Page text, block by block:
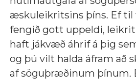
æskuleikritsins þíns. Ef til
fengið gott uppeldi,
haft jákvæð áhrif á þig
og þú vilt halda áfram að
af söguþræðinum þínum.